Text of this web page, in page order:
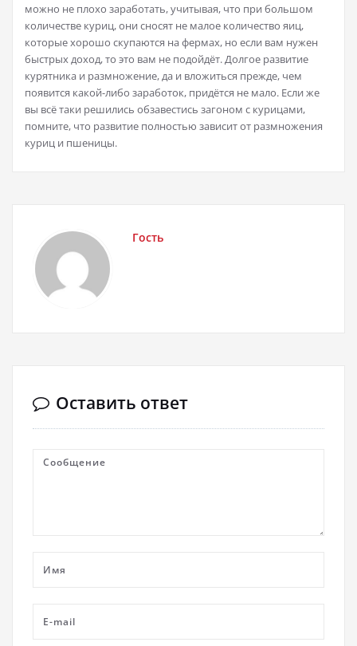
можно не плохо заработать, учитывая, что при большом
количестве куриц, они сносят не малое количество яиц,
которые хорошо скупаются на фермах, но если вам нужен
быстрых доход, то это вам не подойдёт. Долгое развитие
курятника и размножение, да и вложиться прежде, чем
появится какой-либо заработок, придётся не мало. Если же
вы всё таки решились обзавестись загоном с курицами,
помните, что развитие полностью зависит от размножения
куриц и пшеницы.
Гость
Оставить ответ